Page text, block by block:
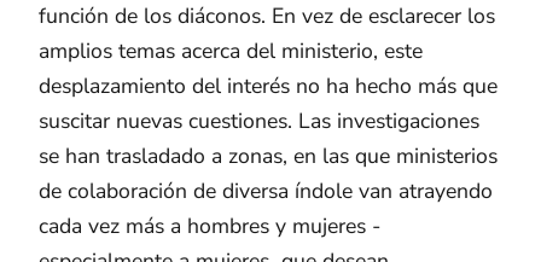
función de los diáconos. En vez de esclarecer los
amplios temas acerca del ministerio, este
desplazamiento del interés no ha hecho más que
suscitar nuevas cuestiones. Las investigaciones
se han trasladado a zonas, en las que ministerios
de colaboración de diversa índole van atrayendo
cada vez más a hombres y mujeres ­